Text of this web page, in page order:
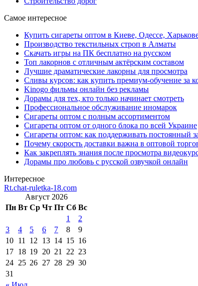
Самое интересное
Купить сигареты оптом в Киеве, Одессе,
Производство текстильных строп в Алматы
Скачать игры на ПК бесплатно на русском
Топ лакорнов с отличным актёрским составом
Лучшие драматические лакорны для просмотра
Сливы курсов: как купить премиум-обучение за
Kinogo фильмы онлайн без рекламы
Дорамы для тех, кто только начинает смотреть
Профессиональное обслуживание иномарок
Сигареты оптом с полным ассортиментом
Сигареты оптом от одного блока по всей Украине
Сигареты оптом: как поддерживать постоянный
Почему скорость доставки важна в оптовой
Как закреплять знания после просмотра
Дорамы про любовь с русской озвучкой онлайн
Интересное
Rt.chat-ruletka-18.com
Август 2026
Пн Вт Ср Чт Пт Сб Вс
1
2
3
4 5 6 7 8
9
10 11 12 13 14 15 16
17 18 19 20 21 22 23
24 25 26 27 28 29 30
31